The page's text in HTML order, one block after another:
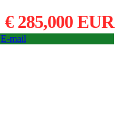
€ 285,000 EUR
E-mail